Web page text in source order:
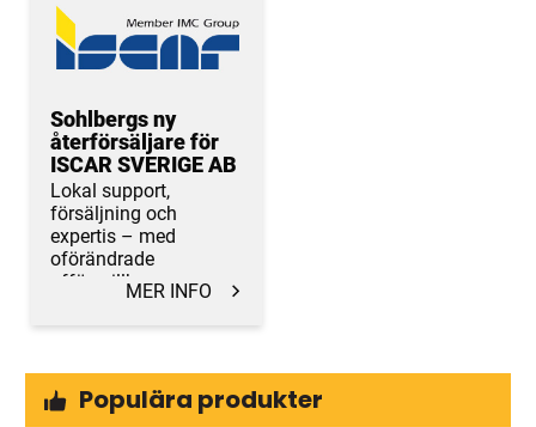
Sohlbergs ny
återförsäljare för
ISCAR SVERIGE AB
Lokal support,
försäljning och
expertis – med
oförändrade
affärsvillkor.MER INFO
Populära produkter